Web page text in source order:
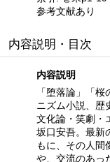
参考文献あり
内容説明・目次
内容説明
「堕落論」「
ニズム小説、歴
文化論・笑劇・
坂口安吾。最新
もに、その人間
や、交流のあっ